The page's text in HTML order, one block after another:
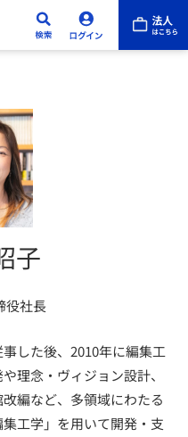
子
役社長
した後、2010年に編集工
理念・ヴィジョン設計、
編など、多領域にわたる
工学」を用いて開発・支